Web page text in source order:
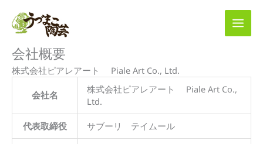
会社概要
株式会社ピアレアート Piale Art Co., Ltd.
会社名
株式会社ピアレアート Piale Art Co.,
Ltd.
代表取締役 サブーリ テイムール